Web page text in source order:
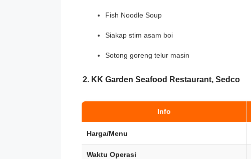
Fish Noodle Soup
Siakap stim asam boi
Sotong goreng telur masin
2. KK Garden Seafood Restaurant, Sedco
Info
Harga/Menu
Waktu Operasi